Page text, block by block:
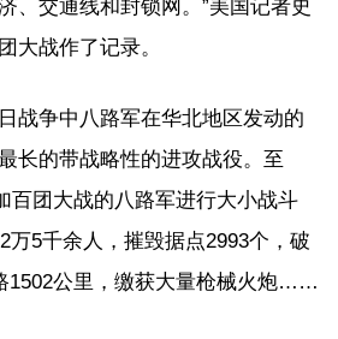
、交通线和封锁网。”美国记者史
大战作了记录。
战争中八路军在华北地区发动的
长的带战略性的进攻战役。至
百团大战的八路军进行大小战斗
万5千余人，摧毁据点2993个，破
1502公里，缴获大量枪械火炮……